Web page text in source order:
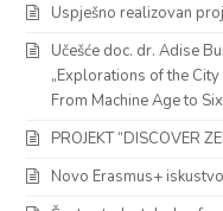
Uspješno realizovan
Učešće doc. dr. Adise
„Explorations of the
From Machine Age to
PROJEKT “DISCOVER
Novo Erasmus+ iskustvo